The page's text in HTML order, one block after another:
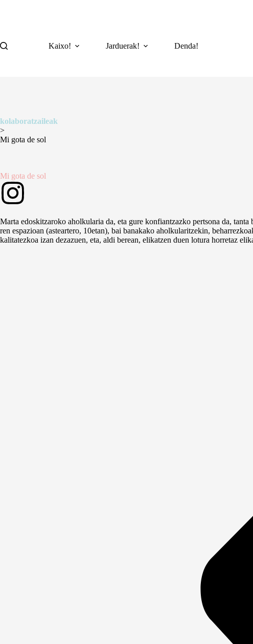
Kaixo! Jarduerak! Denda!
kolaboratzaileak
>
Mi gota de sol
Mi gota de sol
Marta edoskitzaroko aholkularia da, eta gure konfiantzazko pertsona da,
ren espazioan (asteartero, 10etan), bai banakako aholkularitzekin,
kalitatezkoa izan dezazuen, eta, aldi berean, elikatzen duen lotura horretaz